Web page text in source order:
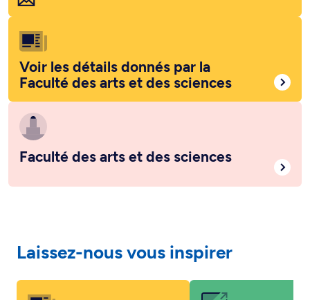
Voir les détails donnés par la
Faculté des arts et des sciences
Faculté des arts et des sciences
Laissez-nous vous inspirer